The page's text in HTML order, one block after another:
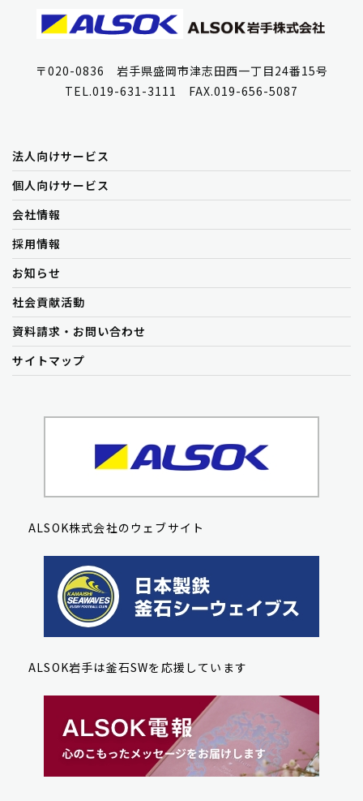
〒020-0836 岩手県盛岡市津志田西一丁目24番15号
TEL.019-631-3111 FAX.019-656-5087
法人向けサービス
個人向けサービス
会社情報
採用情報
お知らせ
社会貢献活動
資料請求・お問い合わせ
サイトマップ
ALSOK株式会社のウェブサイト
ALSOK岩手は釜石SWを応援しています